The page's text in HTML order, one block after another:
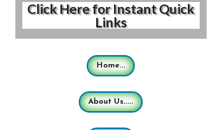
Click Here for Instant Quick
Links
Home...
About Us.....